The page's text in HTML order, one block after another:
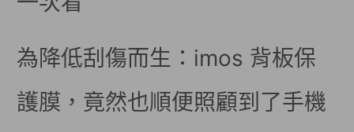
為降低刮傷而生：imos 背板保
護膜，竟然也順便照顧到了手機